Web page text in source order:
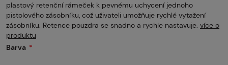
Díly pro značkovače / Hřiště Oblečení / Obuv
Pyrotechnika
plastový retenční rámeček k pevnému uchycení jednoho
pistolového zásobníku, což uživateli umožňuje rychlé vytažení
zásobníku. Retence pouzdra se snadno a rychle nastavuje. více o
produktu
Barva